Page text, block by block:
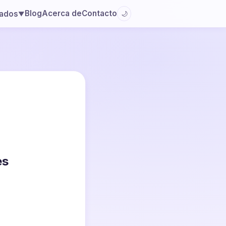
▼BlogAcerca deContacto 🌙